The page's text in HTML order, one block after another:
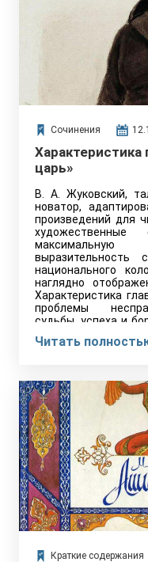
Сочинения
Характеристика
царь»
В. А. Жуковский,
новатор,
произведений для
выразительность
национального
наглядно
Характеристика
проблемы
судьбы, успеха и
оригинальным,…
Читать
Краткие содержания